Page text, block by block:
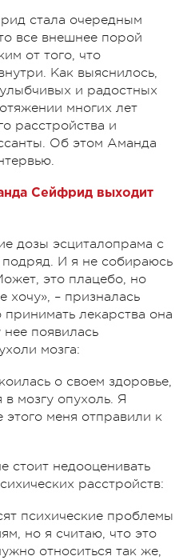
стала очередным
все внешнее порой
от того, что
Как выяснилось,
и радостных
многих лет
расстройства и
Об этом Аманда
Сейфрид выходит
дозы эсциталопрама с
подряд. И я не собираюсь
это плацебо, но
хочу», – призналась
принимать лекарства она
нее появилась
мозга:
о своем здоровье,
в мозгу опухоль. Я
меня отправили к
недооценивать
расстройств:
психические проблемы
но я считаю, что это
относиться так же,